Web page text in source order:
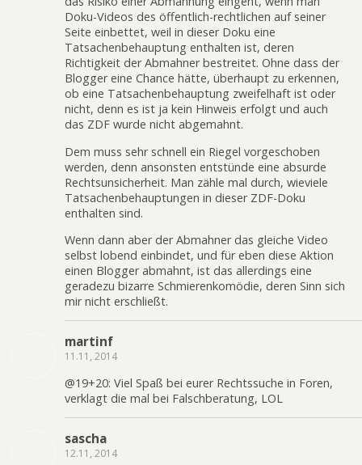
Doku-Videos des öffentlich-rechtlichen auf seiner
Seite einbettet, weil in dieser Doku eine
Tatsachenbehauptung enthalten ist, deren
Richtigkeit der Abmahner bestreitet. Ohne dass der
Blogger eine Chance hätte, überhaupt zu erkennen,
ob eine Tatsachenbehauptung zweifelhaft ist oder
nicht, denn es ist ja kein Hinweis erfolgt und auch
das ZDF wurde nicht abgemahnt.
Dem muss sehr schnell ein Riegel vorgeschoben
werden, denn ansonsten entstünde eine absurde
Rechtsunsicherheit. Man zähle mal durch, wieviele
Tatsachenbehauptungen in dieser ZDF-Doku
enthalten sind.
Wenn dann aber der Abmahner das gleiche Video
selbst lobend einbindet, und für eben diese Aktion
einen Blogger abmahnt, ist das allerdings eine
geradezu bizarre Schmierenkomödie, deren Sinn sich
mir nicht erschließt.
martinf
11.11, 2014
@19+20: Viel Spaß bei eurer Rechtssuche in Foren,
verklagt die mal bei Falschberatung, LOL
sascha
12.11, 2014